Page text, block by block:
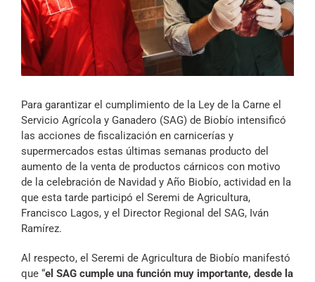
Especiales
Archivo Sonoro
Para garantizar el cumplimiento de la Ley de la Carne el
Servicio Agrícola y Ganadero (SAG) de Biobío intensificó
las acciones de fiscalización en carnicerías y
supermercados estas últimas semanas producto del
aumento de la venta de productos cárnicos con motivo
de la celebración de Navidad y Año Biobío, actividad en la
que esta tarde participó el Seremi de Agricultura,
Francisco Lagos, y el Director Regional del SAG, Iván
Ramírez.
Al respecto, el Seremi de Agricultura de Biobío manifestó
que “el SAG cumple una función muy importante, desde la